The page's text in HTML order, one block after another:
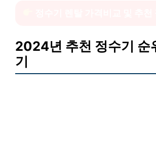
2024년 추천 정수기 순
기